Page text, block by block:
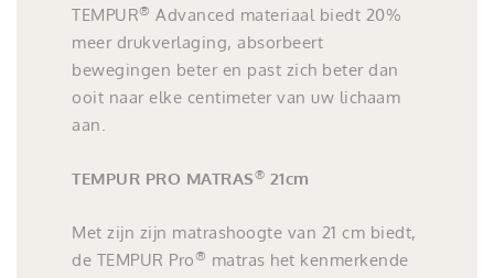
TEMPUR® Advanced materiaal biedt 20%
meer drukverlaging, absorbeert
bewegingen beter en past zich beter dan
ooit naar elke centimeter van uw lichaam
aan.
TEMPUR PRO MATRAS® 21cm
Met zijn zijn matrashoogte van 21 cm biedt,
de TEMPUR Pro® matras het kenmerkende